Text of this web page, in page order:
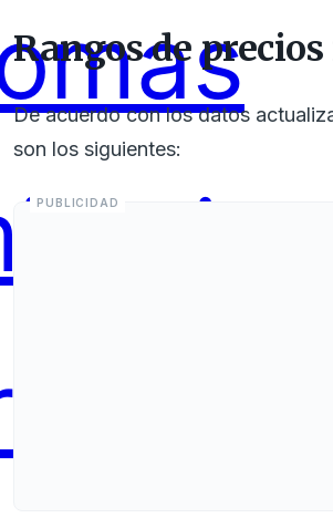
Rangos de
De acuerdo con los datos
son los siguientes: